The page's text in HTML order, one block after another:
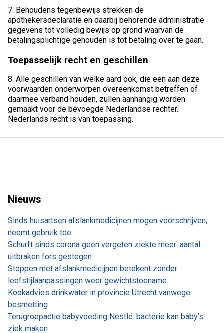
7. Behoudens tegenbewijs strekken de
apothekersdeclaratie en daarbij behorende administratie
gegevens tot volledig bewijs op grond waarvan de
betalingsplichtige gehouden is tot betaling over te gaan.
Toepasselijk recht en geschillen
8. Alle geschillen van welke aard ook, die een aan deze
voorwaarden onderworpen overeenkomst betreffen of
daarmee verband houden, zullen aanhangig worden
gemaakt voor de bevoegde Nederlandse rechter.
Nederlands recht is van toepassing.
Nieuws
Sinds huisartsen afslankmedicijnen mogen voorschrijven,
neemt gebruik toe
Schurft sinds corona geen vergeten ziekte meer: aantal
uitbraken fors gestegen
Stoppen met afslankmedicijnen betekent zonder
leefstijlaanpassingen weer gewichtstoename
Kookadvies drinkwater in provincie Utrecht vanwege
besmetting
Terugroepactie babyvoeding Nestlé: bacterie kan baby’s
ziek maken